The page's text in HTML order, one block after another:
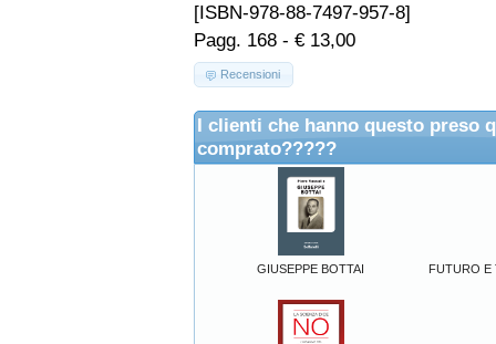
[ISBN-978-88-7497-957-8]
Pagg. 168 - € 13,00
Recensioni
I clienti che hanno questo preso
comprato?????
GIUSEPPE BOTTAI FUTURO E